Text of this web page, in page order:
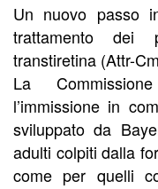
Un nuovo passo
trattamento dei
transtiretina (Attr-
La
l’immissione in
sviluppato da
adulti colpiti dalla
come per quelli